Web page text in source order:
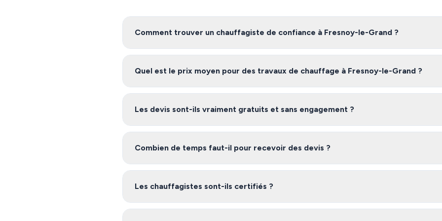
Comment trouver un chauffagiste de confiance à Fresnoy-le-Grand ?
Pour trouver un chauffagiste fiable à Fresnoy-le-Grand, nous vous recommandons de comparer
Quel est le prix moyen pour des travaux de chauffage à Fresnoy-le-Grand ?
Les tarifs de chauffage à Fresnoy-le-Grand varient selon l'ampleur des travaux, les matériaux
Les devis sont-ils vraiment gratuits et sans engagement ?
Oui, notre service est 100% gratuit et sans engagement. Vous recevez jusqu'à 3 devis de
Combien de temps faut-il pour recevoir des devis ?
Après avoir rempli le formulaire, vous recevez généralement vos devis sous 48 heures. Les
Les chauffagistes sont-ils certifiés ?
Oui, les artisans de notre réseau dans l'Aisne sont des professionnels vérifiés disposant des